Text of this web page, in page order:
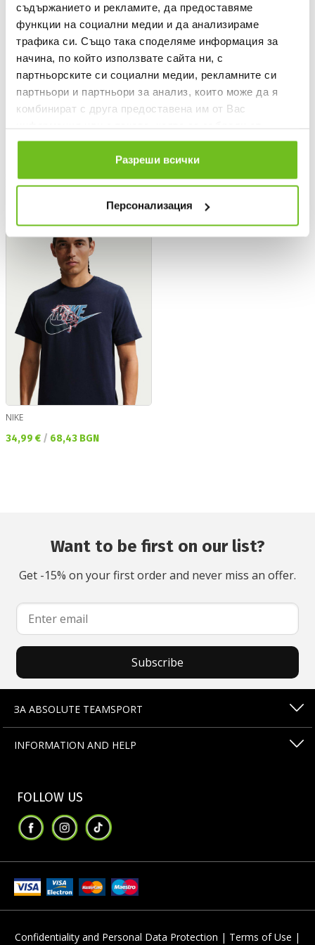
съдържанието и рекламите, да предоставяме
функции на социални медии и да анализираме
трафика си. Също така споделяме информация за
начина, по който използвате сайта ни, с
партньорските си социални медии, рекламните си
партньори и партньори за анализ, които може да я
комбинират с друга предоставена им от Вас
ползването от Ваша страна на услугите им.
Разреши всички
Персонализация
NIKE
Regular price:
59,99 €Regular price
Спестявате:
18,00 €Difference
NIKE
Текуща цена:
38,49 €
Regular price:
54,99 €Regular price
Спестявате:
16,50 €Difference
NIKE
Текуща цена:
34,99 € / 68,43 BGN
Want to be first on our list?
Get -15% on your first order and never miss an offer.
Subscribe
ЗА ABSOLUTE TEAMSPORT
INFORMATION AND HELP
FOLLOW US
Confidentiality and Personal Data Protection | Terms of Use |